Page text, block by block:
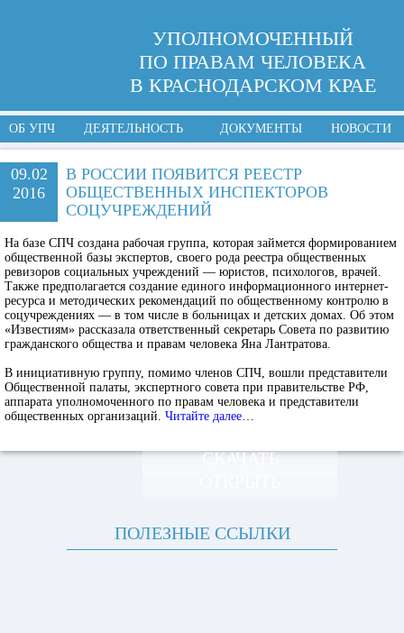
УПОЛНОМОЧЕННЫЙ
ПО ПРАВАМ ЧЕЛОВЕКА
В КРАСНОДАРСКОМ КРАЕ
ОБ УПЧ ДЕЯТЕЛЬНОСТЬ ДОКУМЕНТЫ НОВОСТИ
09.02
2016
В РОССИИ ПОЯВИТСЯ РЕЕСТР
ОБЩЕСТВЕННЫХ ИНСПЕКТОРОВ
СОЦУЧРЕЖДЕНИЙ
На базе СПЧ создана рабочая группа, которая займется формированием
общественной базы экспертов, своего рода реестра общественных
ревизоров социальных учреждений — юристов, психологов, врачей.
Также предполагается создание единого информационного интернет-
ресурса и методических рекомендаций по общественному контролю в
соцучреждениях — в том числе в больницах и детских домах. Об этом
«Известиям» рассказала ответственный секретарь Совета по развитию
гражданского общества и правам человека Яна Лантратова.
В инициативную группу, помимо членов СПЧ, вошли представители
Общественной палаты, экспертного совета при правительстве РФ,
аппарата уполномоченного по правам человека и представители
общественных организаций. Читайте далее…
СКАЧАТЬ
ПОЛЕЗНЫЕ ССЫЛКИ